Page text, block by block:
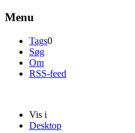
Menu
Tags0
Søg
Om
RSS-feed
Vis i
Desktop